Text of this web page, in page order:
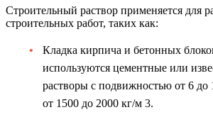
Строительный раствор применяется для
строительных работ, таких как:
Кладка кирпича и бетонных
используются цементные или
растворы с подвижностью от 6 до
от 1500 до 2000 кг/м 3.